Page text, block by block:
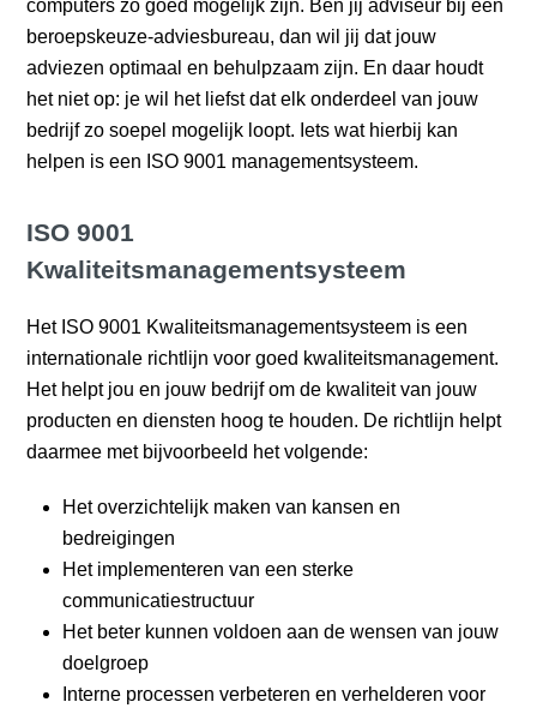
computers zo goed mogelijk zijn. Ben jij adviseur bij een
beroepskeuze-adviesbureau, dan wil jij dat jouw
adviezen optimaal en behulpzaam zijn. En daar houdt
het niet op: je wil het liefst dat elk onderdeel van jouw
bedrijf zo soepel mogelijk loopt. Iets wat hierbij kan
helpen is een ISO 9001 managementsysteem.
ISO 9001
Kwaliteitsmanagementsysteem
Het ISO 9001 Kwaliteitsmanagementsysteem is een
internationale richtlijn voor goed kwaliteitsmanagement.
Het helpt jou en jouw bedrijf om de kwaliteit van jouw
producten en diensten hoog te houden. De richtlijn helpt
daarmee met bijvoorbeeld het volgende:
Het overzichtelijk maken van kansen en
bedreigingen
Het implementeren van een sterke
communicatiestructuur
Het beter kunnen voldoen aan de wensen van jouw
doelgroep
Interne processen verbeteren en verhelderen voor